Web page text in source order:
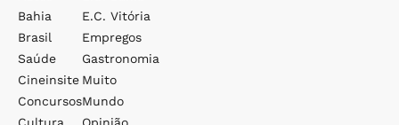
Bahia
Brasil
Saúde
Cineinsite
Concursos
E.c. Vitória
Empregos
Gastronomia
Muito
Mundo